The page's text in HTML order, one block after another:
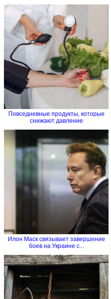
Повседневные продукты, которые
снижают давление
Илон Маск связывает завершение
боев на Украине с...